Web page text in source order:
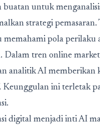
buatan untuk
strategi pemasaran.
pola perilaku
Dalam tren online
analitik AI memberikan
ini terletak
digital menjadi inti AI